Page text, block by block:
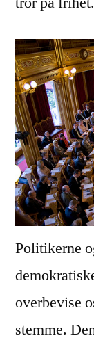
Politikerne
overbevise
stemme.